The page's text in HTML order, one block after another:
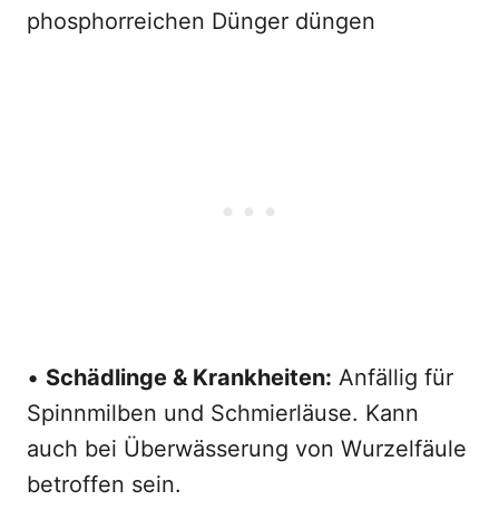
phosphorreichen Dünger düngen
• Schädlinge & Krankheiten: Anfällig für
Spinnmilben und Schmierläuse. Kann
auch bei Überwässerung von Wurzelfäule
betroffen sein.